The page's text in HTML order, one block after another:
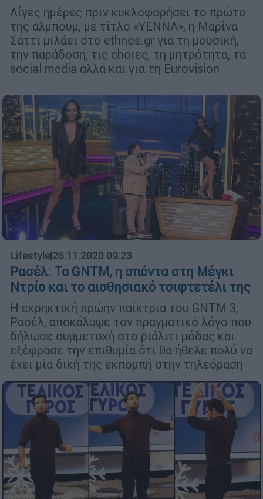
Λίγες ημέρες πριν κυκλοφορήσει το πρώτο
της άλμπουμ, με τίτλο «YENNA», η Μαρίνα
Σάττι μιλάει στο ethnos.gr για τη μουσική,
την παράδοση, τις chorες, τη μητρότητα, τα
social media αλλά και για τη Eurovision
Lifestyle|26.11.2020 09:23
Ρασέλ: Το GNTM, η σπόντα στη Μέγκι
Ντρίο και το αισθησιακό τσιφτετέλι της
Η εκρηκτική πρώην παίκτρια του GNTM 3,
Ρασέλ, αποκάλυψε τον πραγματικό λόγο που
δήλωσε συμμετοχή στο ριάλιτι μόδας και
εξέφρασε την επιθυμία ότι θα ήθελε πολύ να
έχει μία δική της εκπομπή στην τηλεόραση